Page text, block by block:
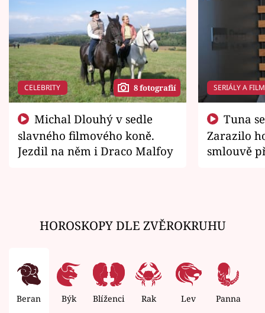
CELEBRITY 8 fotografií
slavného filmového koně.
Jezdil na něm i Draco Malfoy
SERIÁLY A
Zarazilo
smlouvě
HOROSKOPY DLE ZVĚROKRUHU
Beran Býk Blíženci Rak Lev Panna